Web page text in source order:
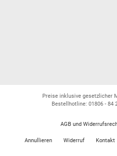
Preise inklusive gesetzlicher
Bestellhotline: 01806 - 84
AGB und
Annullieren Widerruf Kontakt